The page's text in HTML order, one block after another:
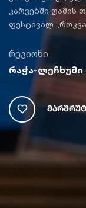
კარვებში ღამის
ფესტივალ
რეგიონი
რაჭა-ლეჩხუმი